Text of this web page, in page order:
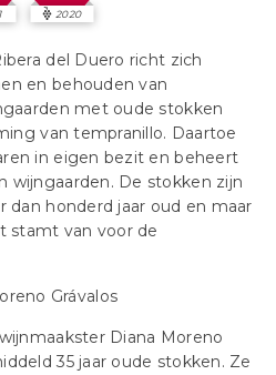
2020
del Duero richt zich
en behouden van
met oude stokken
van tempranillo. Daartoe
in eigen bezit en beheert
wijngaarden. De stokken zijn
honderd jaar oud en maar
stamt van voor de
Diana Moreno
35 jaar oude stokken. Ze